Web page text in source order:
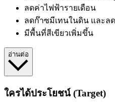
ลดค่าไฟฟ้ารายเดือน
ลดก๊าซมีเทนในดิน และล
มีพื้นที่สีเขียวเพิ่มขึ้น
อ่านต่อ
ใครได้ประโยชน์ (Target)